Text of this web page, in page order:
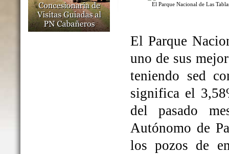
El Parque Nacional de Las
El Parque
uno de sus
teniendo sed
significa el
del pasado
Autónomo de
los pozos de